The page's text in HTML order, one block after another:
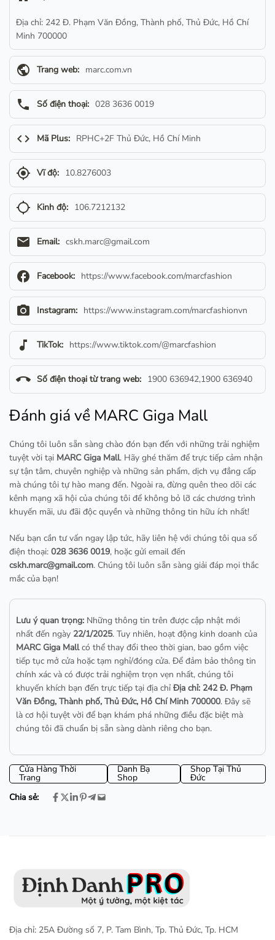
Địa chỉ: 242 Đ. Phạm Văn Đồng, Thành phố, Thủ Đức, Hồ Chí
Minh 700000
public Trang web: marc.com.vn
phone Số điện thoại: 028 3636 0019
code Mã Plus: RPHC+2F Thủ Đức, Hồ Chí Minh
gps_fixed Vĩ độ: 10.8276003
gps_not_fixed Kinh độ: 106.7212132
email Email: cskh.marc@gmail.com
facebook Facebook: https://www.facebook.com/marcfashion
camera_alt Instagram: https://www.instagram.com/marcfashionvn
music_note TikTok: https://www.tiktok.com/@marcfashion
call_end Số điện thoại từ trang web: 1900 636942,1900 636940
Đánh giá về MARC Giga Mall
Chúng tôi luôn sẵn sàng chào đón bạn đến với những trải nghiệm
tuyệt vời tại MARC Giga Mall. Hãy ghé thăm để trực tiếp cảm nhận
sự tận tâm, chuyên nghiệp và những sản phẩm, dịch vụ đẳng cấp
mà chúng tôi tự hào mang đến. Ngoài ra, đừng quên theo dõi các
kênh mạng xã hội của chúng tôi để không bỏ lỡ các chương trình
khuyến mãi, ưu đãi độc quyền và những thông tin hữu ích nhất!
Nếu bạn cần tư vấn ngay lập tức, hãy liên hệ với chúng tôi qua số
điện thoại: 028 3636 0019, hoặc gửi email đến
cskh.marc@gmail.com. Chúng tôi luôn sẵn sàng giải đáp mọi thắc
mắc của bạn!
Lưu ý quan trọng: Những thông tin trên được cập nhật mới
nhất đến ngày 22/1/2025. Tuy nhiên, hoạt động kinh doanh của
MARC Giga Mallcó thể thay đổi theo thời gian, bao gồm việc
tiếp tục mở cửa hoặc tạm nghỉ/đóng cửa. Để đảm bảo thông tin
chính xác và có được trải nghiệm trọn vẹn nhất, chúng tôi
khuyến khích bạn đến trực tiếp tại địa chỉ Địa chỉ: 242 Đ. Phạm
Văn Đồng, Thành phố, Thủ Đức, Hồ Chí Minh 700000. Đây sẽ
là cơ hội tuyệt vời để bạn khám phá những điều đặc biệt mà
chúng tôi đã chuẩn bị sẵn sàng dành riêng cho bạn.
Cửa Hàng Thời
Trang
Danh Bạ
Shop
Shop Tại Thủ
Đức
Chia sẻ:
Địa chỉ: 25A Đường số 7, P. Tam Bình, Tp. Thủ Đức, Tp. HCM